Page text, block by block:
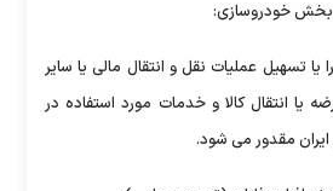
بخش خودروسازی:
یا تسهیل عملیات نقل و انتقال مالی یا سایر
یا انتقال کالا و خدمات مورد استفاده در
مقدور می شود.